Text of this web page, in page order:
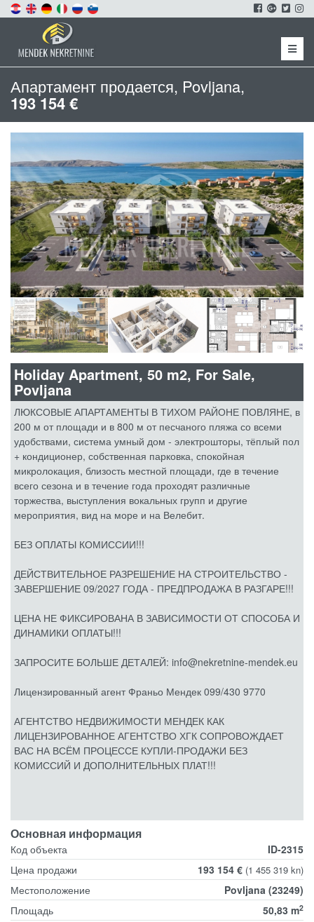
Menu
Апартамент продается, Povljana,
193 154 €
Holiday Apartment, 50 m2, For Sale,
Povljana
ЛЮКСОВЫЕ АПАРТАМЕНТЫ В ТИХОМ РАЙОНЕ ПОВЛЯНЕ, в
200 м от площади и в 800 м от песчаного пляжа со всеми
удобствами, система умный дом - электрошторы, тёплый пол
+ кондиционер, собственная парковка, спокойная
микролокация, близость местной площади, где в течение
всего сезона и в течение года проходят различные
торжества, выступления вокальных групп и другие
мероприятия, вид на море и на Велебит.
БЕЗ ОПЛАТЫ КОМИССИИ!!!
ДЕЙСТВИТЕЛЬНОЕ РАЗРЕШЕНИЕ НА СТРОИТЕЛЬСТВО -
ЗАВЕРШЕНИЕ 09/2027 ГОДА - ПРЕДПРОДАЖА В РАЗГАРЕ!!!
ЦЕНА НЕ ФИКСИРОВАНА В ЗАВИСИМОСТИ ОТ СПОСОБА И
ДИНАМИКИ ОПЛАТЫ!!!
ЗАПРОСИТЕ БОЛЬШЕ ДЕТАЛЕЙ: info@nekretnine-mendek.eu
Лицензированный агент Франьо Мендек 099/430 9770
АГЕНТСТВО НЕДВИЖИМОСТИ МЕНДЕК КАК
ЛИЦЕНЗИРОВАННОЕ АГЕНТСТВО ХГК СОПРОВОЖДАЕТ
ВАС НА ВСЁМ ПРОЦЕССЕ КУПЛИ-ПРОДАЖИ БЕЗ
КОМИССИЙ И ДОПОЛНИТЕЛЬНЫХ ПЛАТ!!!
Основная информация
Код объекта
ID-2315
Цена продажи
193 154 € (1 455 319 kn)
Местоположение
Povljana (23249)
Площадь
50,83 m2